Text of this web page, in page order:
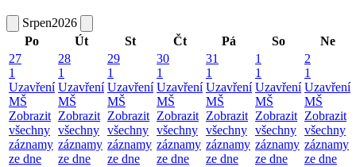
Srpen2026
Po
Út St Čt Pá So
Ne
27
1
Uzavření
MŠ
Zobrazit
všechny
záznamy
ze dne
28
1
Uzavření
MŠ
Zobrazit
všechny
záznamy
ze dne
29
1
Uzavření
MŠ
Zobrazit
všechny
záznamy
ze dne
30
1
Uzavření
MŠ
Zobrazit
všechny
záznamy
ze dne
31
1
Uzavření
MŠ
Zobrazit
všechny
záznamy
ze dne
1
1
Uzavření
MŠ
Zobrazit
všechny
záznamy
ze dne
2
1
Uzavření
MŠ
Zobrazit
všechny
záznamy
ze dne